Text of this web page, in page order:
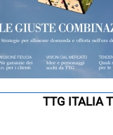
TTG ITALIA